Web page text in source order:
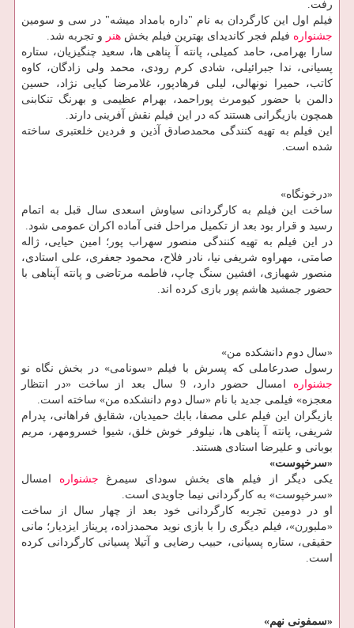
رفت.
فیلم اول این كارگردان به نام "داره بامداد میشه" در سی و سومین
جشنواره فیلم فجر كاندیدای بهترین فیلم بخش هنر و تجربه شد.
سارا بهرامی، حامد كمیلی، پانته آ پناهی ها، سعید چنگیزیان، ستاره
پسیانی، ندا جبرائیلی، شادی كرم رودی، محمد ولی زادگان، كاوه
كاتب، حمیرا نونهالی، لیلی فرهادپور، غلامرضا كیایی نژاد، حسین
دالمن با حضور كیومرث پوراحمد، بهرام عظیمی و بهرنگ تنكابنی
همچون بازیگرانی هستند كه در این فیلم نقش آفرینی دارند.
این فیلم به تهیه كنندگی محمدصادق آذین و فردین خلعتبری ساخته
شده است.
«درخونگاه»
ساخت این فیلم به كارگردانی سیاوش اسعدی سال قبل به اتمام
رسید و قرار بود بعد از تكمیل مراحل فنی آماده اكران عمومی شود.
در این فیلم به تهیه كنندگی منصور سهراب پور؛ امین حیایی، ژاله
صامتی، مهراوه شریفی نیا، نادر فلاح، محمود جعفری، علی استادی،
منصور شهبازی، افشین سنگ چاپ، فاطمه مرتاضی و پانته آپناهی با
حضور جمشید هاشم پور بازی كرده اند.
«سال دوم دانشكده من»
رسول صدرعاملی كه پسرش با فیلم «سونامی» در بخش نگاه نو
جشنواره
امسال حضور دارد، 9 سال بعد از ساخت «در انتظار
معجزه» فیلمی جدید با نام «سال دوم دانشكده من» ساخته است.
بازیگران این فیلم علی مصفا، بابك حمیدیان، شقایق فراهانی، پدرام
شریفی، پانته آ پناهی ها، نیلوفر خوش خلق، شیوا خسرومهر، مریم
بوبانی و علیرضا استادی هستند.
«سرخپوست»
یكی دیگر از فیلم های بخش سودای سیمرغ جشنواره امسال
«سرخپوست» به كارگردانی نیما جاویدی است.
او در دومین تجربه كارگردانی خود بعد از چهار سال از ساخت
«ملبورن»، فیلم دیگری را با بازی نوید محمدزاده، پریناز ایزدیار؛ مانی
حقیقی، ستاره پسیانی، حبیب رضایی و آتیلا پسیانی كارگردانی كرده
است.
«سمفونی نهم»